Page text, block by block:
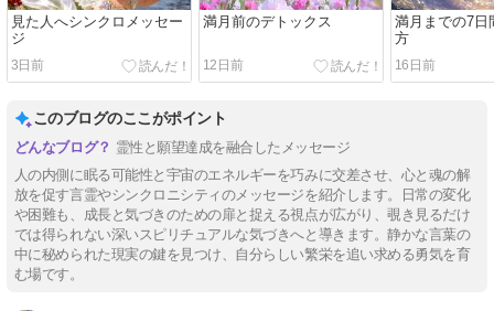
見た人へシンクロメッセー
ジ
3日前
満月前のデトックス
12日前
満月までの7日
方
16日前
このブログのここがポイント
霊性と願望達成を融合したメッセージ
人の内側に眠る可能性と宇宙のエネルギーを巧みに交差させ、心と魂の解
放を促す言霊やシンクロニシティのメッセージを紹介します。日常の変化
や困難も、成長と気づきのための扉と捉える視点が広がり、覗き見るだけ
では得られない深いスピリチュアルな気づきへと導きます。静かな言葉の
中に秘められた現実の鍵を見つけ、自分らしい繁栄を追い求める勇気を育
む場です。